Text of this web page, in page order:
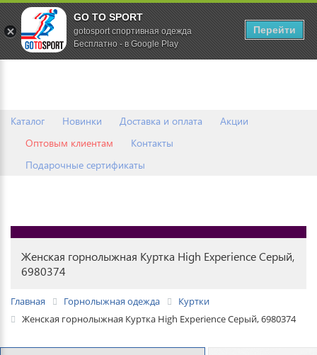
Каталог Новинки Доставка и оплата
Акции
Оптовым клиентам
Контакты
Подарочные сертификаты
0
Женская горнолыжная Куртка High Experience Серый,
6980374
Главная Горнолыжная одежда
Куртки
Женская горнолыжная Куртка High Experience Серый, 6980374
GO TO SPORT
gotosport спортивная одежда
Бесплатно - в Google Play
Перейти